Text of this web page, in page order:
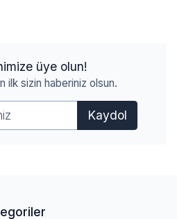
üye olun!
ilk sizin haberiniz olsun.
Kaydol